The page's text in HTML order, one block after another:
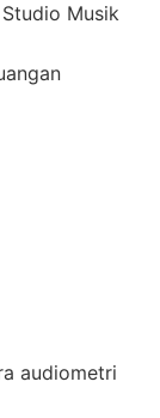
Musik
audiometri